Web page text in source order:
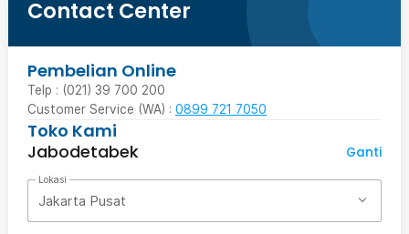
Contact Center
Pembelian Online
Telp : (021) 39 700 200
Customer Service (WA) : 0899 721 7050
Toko Kami
Jabodetabek
Ganti
Lokasi
Jakarta Pusat